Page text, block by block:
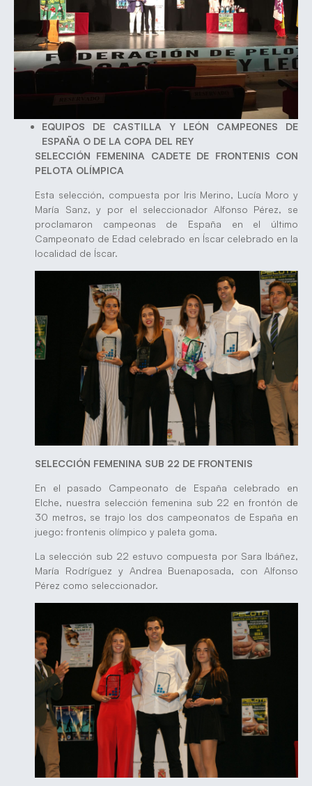
EQUIPOS DE CASTILLA Y LEÓN CAMPEONES DE
ESPAÑA O DE LA COPA DEL REY
SELECCIÓN FEMENINA CADETE DE FRONTENIS CON
PELOTA OLÍMPICA
Esta selección, compuesta por Iris Merino, Lucía Moro y
María Sanz, y por el seleccionador Alfonso Pérez, se
proclamaron campeonas de España en el último
Campeonato de Edad celebrado en Íscar celebrado en la
localidad de Íscar.
SELECCIÓN FEMENINA SUB 22 DE FRONTENIS
En el pasado Campeonato de España celebrado en
Elche, nuestra selección femenina sub 22 en frontón de
30 metros, se trajo los dos campeonatos de España en
juego: frontenis olímpico y paleta goma.
La selección sub 22 estuvo compuesta por Sara Ibáñez,
María Rodríguez y Andrea Buenaposada, con Alfonso
Pérez como seleccionador.